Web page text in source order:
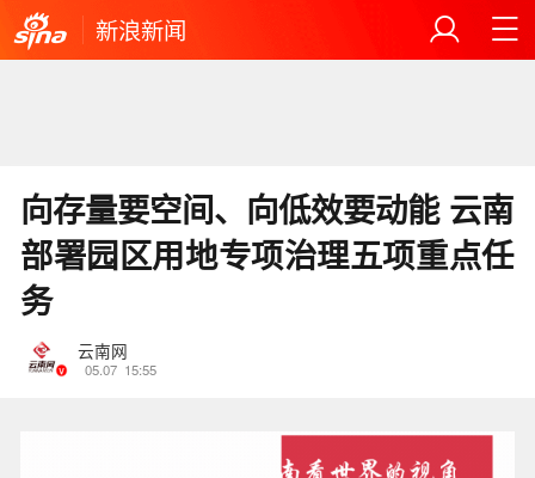
新浪新闻
向存量要空间、向低效要动能 云南
部署园区用地专项治理五项重点任
务
云南网
05.07 15:55